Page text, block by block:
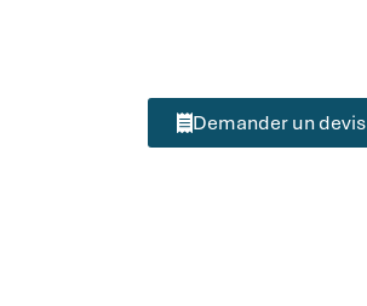
Demander un devis